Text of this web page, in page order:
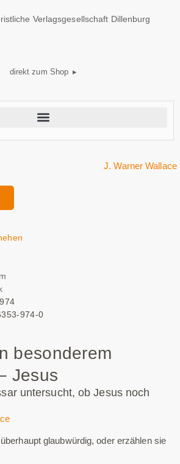
Verlagsgesellschaft Dillenburg
direkt zum Shop ▸
974-0
besonderem
Jesus
untersucht, ob Jesus noch
glaubwürdig, oder erzählen sie